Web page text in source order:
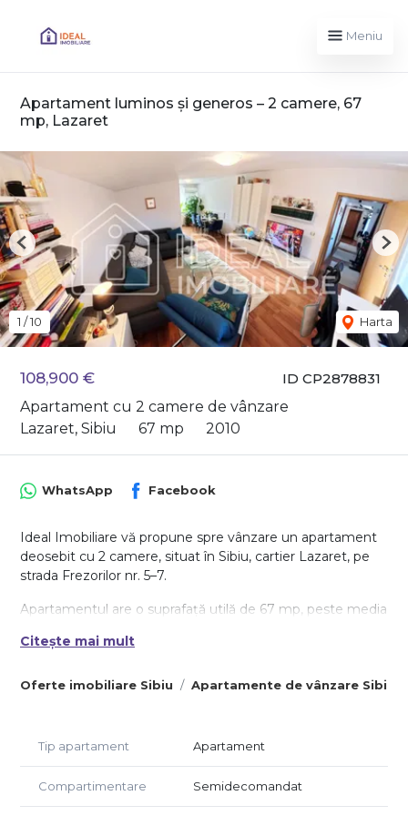
Meniu
Apartament luminos și generos – 2 camere, 67
mp, Lazaret
ID CP2878831
108,900 €
Apartament cu 2 camere de vânzare
Lazaret, Sibiu
67 mp 2010
1 /10 Harta
Previous
Oferte imobiliare Sibiu Apartamente de vânzare Sibiu
WhatsApp Facebook
Ideal Imobiliare vă propune spre vânzare un apartament
deosebit cu 2 camere, situat în Sibiu, cartier Lazaret, pe
strada Frezorilor nr. 5–7.
Apartamentul are o suprafață utilă de 67 mp, peste media
etajul 2 al unui imobil cu regim redus de înălțime, ce
direct de pe casa scării, asigurând un plus de intimitate și
Detalii imobil:
Clădirea a fost inițial proiectată ca hotel, aspect care se
compartimentarea eficientă. Imobilul este înconjurat de
Citește mai mult
Tip apartament Apartament
Compartimentare Semidecomandat